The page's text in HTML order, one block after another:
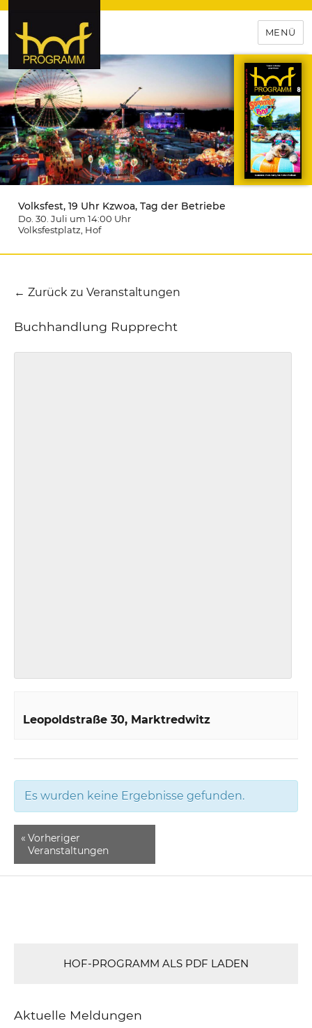
hof-programm – das
Veranstaltungsportal für
Hochfranken
MENÜ
Volksfest, 19 Uhr Kzwoa, Tag der Betriebe
Do. 30. Juli um 14:00 Uhr
Volksfestplatz , Hof
← Zurück zu Veranstaltungen
Buchhandlung Rupprecht
Leopoldstraße 30 Marktredwitz
Es wurden keine Ergebnisse gefunden.
« Vorheriger
Veranstaltungen
HOF-PROGRAMM ALS PDF LADEN
Aktuelle Meldungen